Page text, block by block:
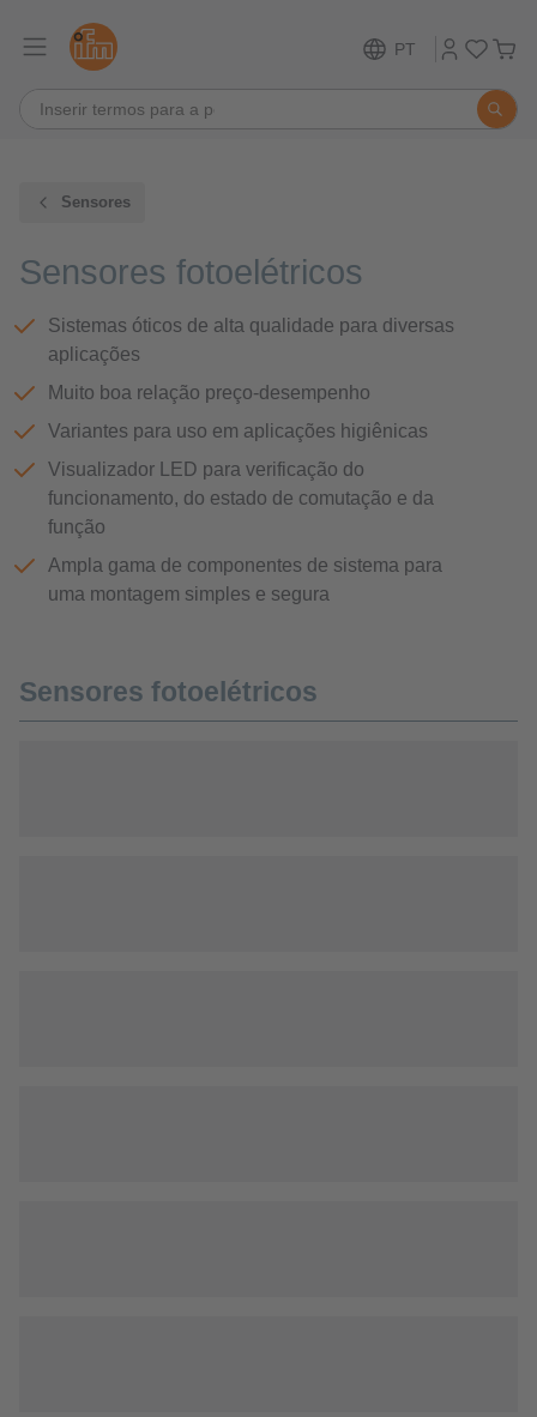
PT
Sensores
Sensores fotoelétricos
Sistemas óticos de alta qualidade para diversas
aplicações
Muito boa relação preço-desempenho
Variantes para uso em aplicações higiênicas
Visualizador LED para verificação do
funcionamento, do estado de comutação e da
função
Ampla gama de componentes de sistema para
uma montagem simples e segura
Sensores fotoelétricos